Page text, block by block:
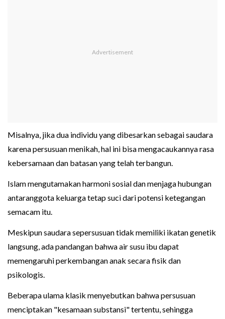
Misalnya, jika dua individu yang dibesarkan sebagai saudara
karena persusuan menikah, hal ini bisa mengacaukannya rasa
kebersamaan dan batasan yang telah terbangun.
Islam mengutamakan harmoni sosial dan menjaga hubungan
antaranggota keluarga tetap suci dari potensi ketegangan
semacam itu.
Meskipun saudara sepersusuan tidak memiliki ikatan genetik
langsung, ada pandangan bahwa air susu ibu dapat
memengaruhi perkembangan anak secara fisik dan
psikologis.
Beberapa ulama klasik menyebutkan bahwa persusuan
menciptakan "kesamaan substansi" tertentu, sehingga